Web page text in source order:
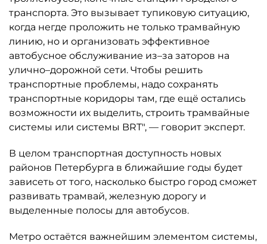
транспорта. Это вызывает тупиковую ситуацию,
когда негде проложить не только трамвайную
линию, но и организовать эффективное
автобусное обслуживание из–за заторов на
улично–дорожной сети. Чтобы решить
транспортные проблемы, надо сохранять
транспортные коридоры там, где ещё остались
возможности их выделить, строить трамвайные
системы или системы BRT", — говорит эксперт.
В целом транспортная доступность новых
районов Петербурга в ближайшие годы будет
зависеть от того, насколько быстро город сможет
развивать трамвай, железную дорогу и
выделенные полосы для автобусов.
Метро остаётся важнейшим элементом системы,